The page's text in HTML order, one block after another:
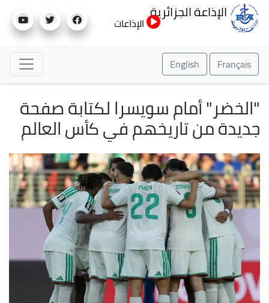
إلى
الإذاعة الجزائرية
الإذاعات
Français
English
"الخضر" أمام سويسرا لكتابة صفحة
جديدة من تاريخهم في كأس العالم